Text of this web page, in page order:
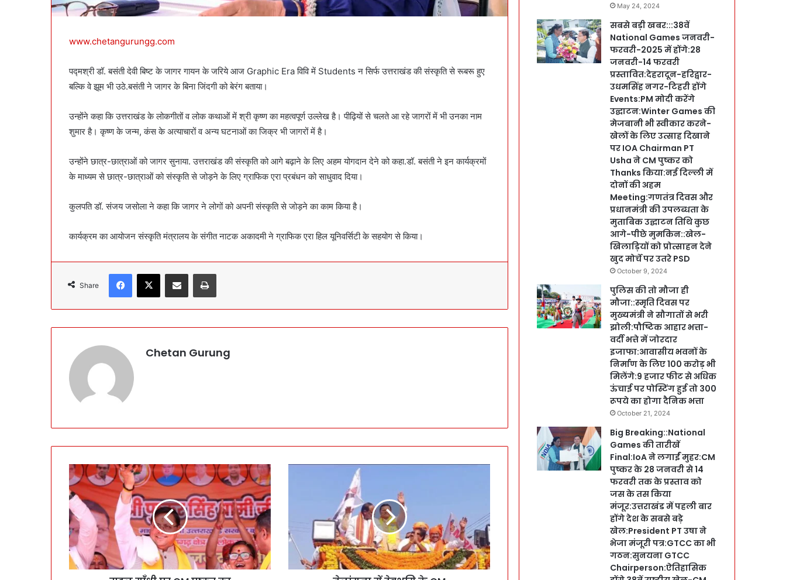
www.chetangurungg.com
पद्मश्री डॉ. बसंती देवी बिष्ट के जागर गायन के जरिये आज Graphic Era विवि में Students न सिर्फ उत्तराखंड की संस्कृति से रूबरू हुए
बल्कि वे झूम भी उठे.बसंती ने जागर के बिना जिंदगी को बेरंग बताया।
उन्होंने कहा कि उत्तराखंड के लोकगीतों व लोक कथाओं में श्री कृष्ण का महत्वपूर्ण उल्लेख है। पीढ़ियों से चलते आ रहे जागरों में भी उनका नाम
शुमार है। कृष्ण के जन्म, कंस के अत्याचारों व अन्य घटनाओं का जिक्र भी जागरों में है।
उन्होंने छात्र-छात्राओं को जागर सुनाया. उत्तराखंड की संस्कृति को आगे बढ़ाने के लिए अहम योगदान देने को कहा.डॉ. बसंती ने इन कार्यक्रमों
के माध्यम से छात्र-छात्राओं को संस्कृति से जोड़ने के लिए ग्राफिक एरा प्रबंधन को साधुवाद दिया।
कुलपति डॉ. संजय जसोला ने कहा कि जागर ने लोगों को अपनी संस्कृति से जोड़ने का काम किया है।
कार्यक्रम का आयोजन संस्कृति मंत्रालय के संगीत नाटक अकादमी ने ग्राफिक एरा हिल यूनिवर्सिटी के सहयोग से किया।
Share
Chetan Gurung
रा
हु
ल
गाँ
धी
प
र
C
M
दे
व
मि
May 24, 2024
सबसे बड़ी खबर:::38वें
National Games जनवरी-
फरवरी-2025 में होंगे:28
जनवरी-14 फरवरी
प्रस्तावित:देहरादून-हरिद्वार-
उधमसिंह नगर-टिहरी होंगे
Events:PM मोदी करेंगे
उद्घाटन:Winter Games की
मेजबानी भी स्वीकार करने-
खेलों के लिए उत्साह दिखाने
पर IOA Chairman PT
Usha ने CM पुष्कर को
Thanks किया:नई दिल्ली में
दोनों की अहम
Meeting:गणतंत्र दिवस और
प्रधानमंत्री की उपलब्धता के
मुताबिक उद्घाटन तिथि कुछ
आगे-पीछे मुमकिन::खेल-
खिलाड़ियों को प्रोत्साहन देने
खुद मोर्चे पर उतरे PSD
October 9, 2024
पुलिस की तो मौजा ही
मौजा::स्मृति दिवस पर
मुख्यमंत्री ने सौगातों से भरी
झोली:पौष्टिक आहार भत्ता-
वर्दी भत्ते में जोरदार
इजाफा:आवासीय भवनों के
निर्माण के लिए 100 करोड़ भी
मिलेंगे:9 हजार फीट से अधिक
ऊंचाई पर पोस्टिंग हुई तो 300
रूपये का होगा दैनिक भत्ता
October 21, 2024
Big Breaking::National
Games की तारीखें
Final:IoA ने लगाईं मुहर:CM
पुष्कर के 28 जनवरी से 14
फरवरी तक के प्रस्ताव को
जस के तस किया
मंजूर:उत्तराखंड में पहली बार
होंगे देश के सबसे बड़े
खेल:President PT उषा ने
भेजा मंजूरी पत्र:GTCC का भी
गठन:सुनयना GTCC
Chairperson:ऐतिहासिक